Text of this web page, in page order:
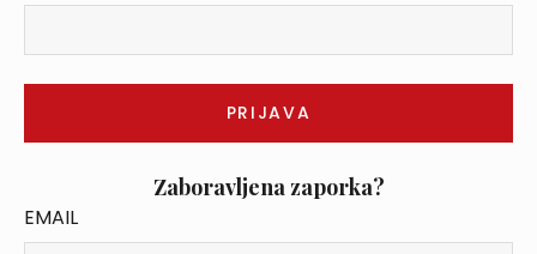
Zaboravljena zaporka?
EMAIL